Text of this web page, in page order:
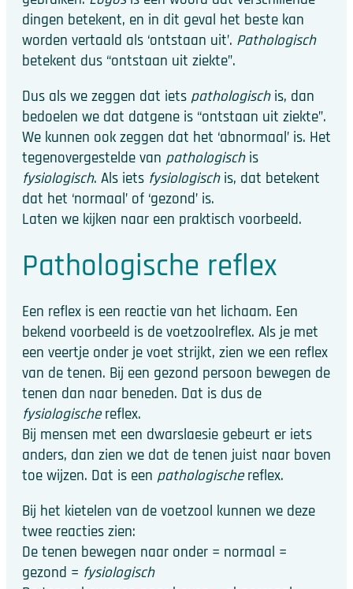
dingen betekent, en in dit geval het beste kan
worden vertaald als ‘ontstaan uit’. Pathologisch
betekent dus “ontstaan uit ziekte”.
Dus als we zeggen dat iets pathologischis, dan
bedoelen we dat datgene is “ontstaan uit ziekte”.
We kunnen ook zeggen dat het ‘abnormaal’ is. Het
tegenovergestelde van pathologisch is
fysiologisch. Als iets fysiologisch is, dat betekent
dat het ‘normaal’ of ‘gezond’ is.
Laten we kijken naar een praktisch voorbeeld.
Pathologische reflex
Een reflex is een reactie van het lichaam. Een
bekend voorbeeld is de voetzoolreflex. Als je met
een veertje onder je voet strijkt, zien we een reflex
van de tenen. Bij een gezond persoon bewegen de
tenen dan naar beneden. Dat is dus de
fysiologischereflex.
Bij mensen met een dwarslaesie gebeurt er iets
anders, dan zien we dat de tenen juist naar boven
toe wijzen. Dat is een pathologischereflex.
Bij het kietelen van de voetzool kunnen we deze
twee reacties zien:
De tenen bewegen naar onder = normaal =
gezond = fysiologisch